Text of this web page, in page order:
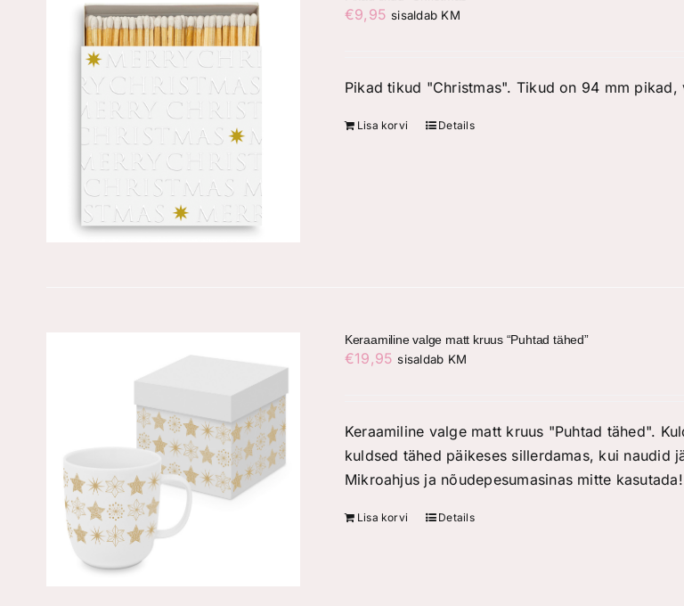
€9,95 sisaldab KM
Pikad tikud "Christmas". Tikud on 94 mm
Lisa korvi Details
Keraamiline valge matt kruus “Puhtad tähed”
€19,95 sisaldab KM
Keraamiline valge matt kruus "Puhtad tähed".
kuldsed tähed päikeses sillerdamas, kui naudid
Mikroahjus ja nõudepesumasinas mitte kasutada!
Lisa korvi Details